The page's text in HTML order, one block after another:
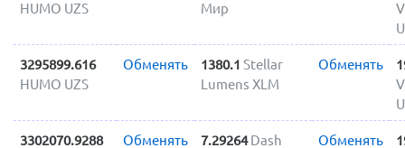
HUMO UZS
Мир
3295899.616
HUMO UZS
Обменять 1380.1 Stellar
Lumens XLM
Обменять
3302070.9288
Обменять 7.29264 Dash Обменять